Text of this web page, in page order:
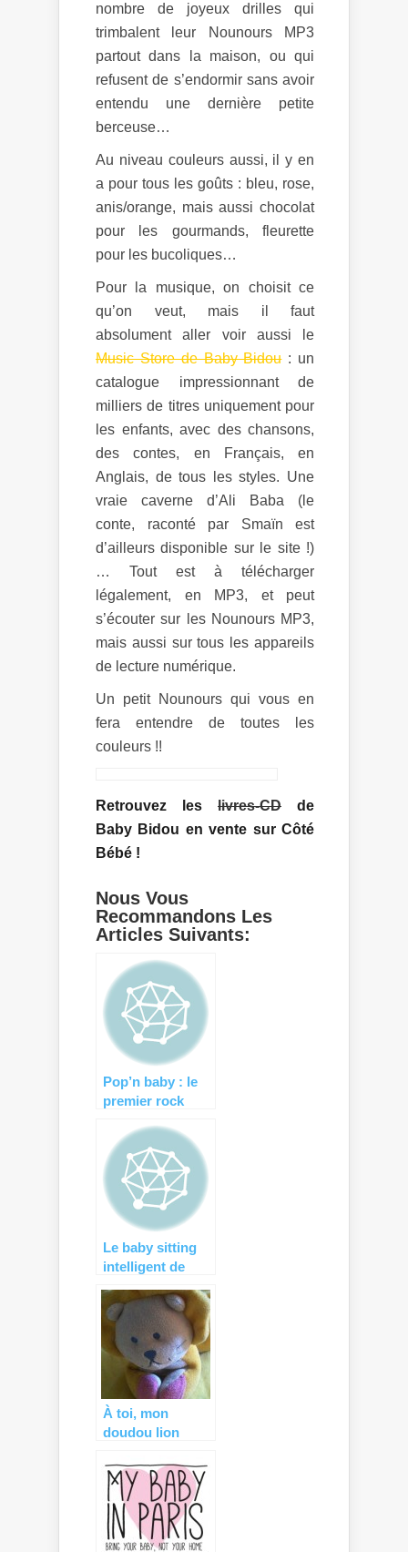
nombre de joyeux drilles qui
trimbalent leur Nounours MP3
partout dans la maison, ou qui
refusent de s’endormir sans avoir
entendu une dernière petite
berceuse…
Au niveau couleurs aussi, il y en
a pour tous les goûts : bleu, rose,
anis/orange, mais aussi chocolat
pour les gourmands, fleurette
pour les bucoliques…
Pour la musique, on choisit ce
qu’on veut, mais il faut
absolument aller voir aussi le
Music Store de Baby Bidou: un
catalogue impressionnant de
milliers de titres uniquement pour
les enfants, avec des chansons,
des contes, en Français, en
Anglais, de tous les styles. Une
vraie caverne d’Ali Baba (le
conte, raconté par Smaïn est
d’ailleurs disponible sur le site !)
… Tout est à télécharger
légalement, en MP3, et peut
s’écouter sur les Nounours MP3,
mais aussi sur tous les appareils
de lecture numérique.
Un petit Nounours qui vous en
fera entendre de toutes les
couleurs !!
Retrouvez les livres-CD de
Baby Bidou en vente sur Côté
Bébé !
Nous Vous
Recommandons Les
Articles Suivants:
Pop’n baby : le
premier rock
vêtements bébé
et maman
Le baby sitting
intelligent de
À toi, mon
doudou lion